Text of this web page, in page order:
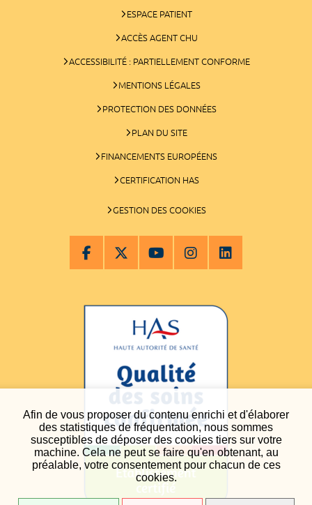
Afin de vous proposer du contenu enrichi et d'élaborer
des statistiques de fréquentation, nous sommes
susceptibles de déposer des cookies tiers sur votre
machine. Cela ne peut se faire qu'en obtenant, au
préalable, votre consentement pour chacun de ces
cookies.
ESPACE PATIENT
ACCÈS AGENT CHU
ACCESSIBILITÉ : PARTIELLEMENT CONFORME
MENTIONS LÉGALES
PROTECTION DES DONNÉES
PLAN DU SITE
FINANCEMENTS EUROPÉENS
CERTIFICATION HAS
GESTION DES COOKIES